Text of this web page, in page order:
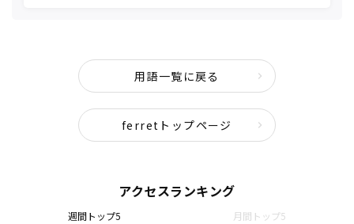
用語一覧に戻る
ferretトップページ
アクセスランキング
週間トップ5 月間トップ5